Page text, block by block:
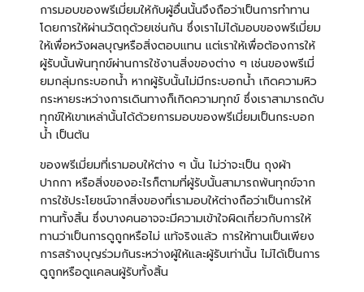
การมอบของพรีเมี่ยมให้กับผู้อื่นนั้นจึงถือว่าเป็นการทำทาน
โดยการให้ผ่านวัตถุด้วยเช่นกัน ซึ่งเราไม่ได้มอบของพรีเมี่ยม
ให้เพื่อหวังผลบุญหรือสิ่งตอบแทน แต่เราให้เพื่อต้องการให้
ผู้รับนั้นพ้นทุกข์ผ่านการใช้งานสิ่งของต่าง ๆ เช่นของพรีเมี่
ยมกลุ่มกระบอกน้ำ หากผู้รับนั้นไม่มีกระบอกน้ำเกิดความหิว
กระหายระหว่างการเดินทางก็เกิดความทุกข์ ซึ่งเราสามารถดับ
ทุกข์ให้เขาเหล่านั้นได้ด้วยการมอบของพรีเมี่ยมเป็นกระบอก
น้ำ เป็นต้น
ของพรีเมี่ยมที่เรามอบให้ต่าง ๆ นั้น ไม่ว่าจะเป็น ถุงผ้า
ปากกาหรือสิ่งของอะไรก็ตามที่ผู้รับนั้นสามารถพ้นทุกข์จาก
การใช้ประโยชน์จากสิ่งของที่เรามอบให้ต่างถือว่าเป็นการให้
ทานทั้งสิ้น ซึ่งบางคนอาจจะมีความเข้าใจผิดเกี่ยวกับการให้
ทานว่าเป็นการดูถูกหรือไม่ แท้จริงแล้ว การให้ทานเป็นเพียง
การสร้างบุญร่วมกันระหว่างผู้ให้และผู้รับเท่านั้น ไม่ได้เป็นการ
ดูถูกหรือดูแคลนผู้รับทั้งสิ้น